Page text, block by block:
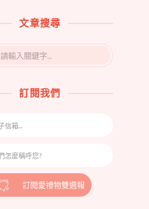
文章搜尋
訂閱我們
訂閱愛禮物雙週報